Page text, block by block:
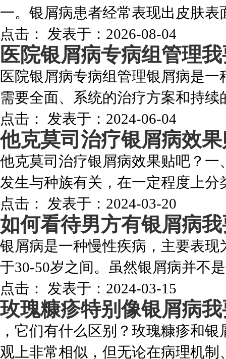
一。银屑病患者经常表现出皮肤表
点击：
发表于：2026-08-04
医院银屑病专病组管理
医院银屑病专病组管理银屑病是
需要全面、系统的治疗方案和持
点击：
发表于：2024-06-04
他克莫司治疗银屑病效
他克莫司治疗银屑病效果贴吧？
发生与种族有关，在一定程度上分
点击：
发表于：2024-03-20
如何看待男方有银屑病
银屑病是一种慢性疾病，主要表
于30-50岁之间。虽然银屑病并不
点击：
发表于：2024-03-15
玫瑰糠疹特别像银屑病
，它们有什么区别？玫瑰糠疹和
观上非常相似，但无论在病理机制